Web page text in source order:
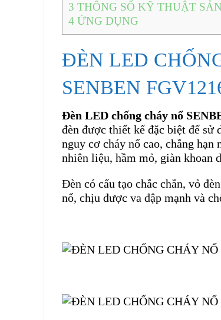
3 THÔNG SỐ KỸ THUẬT
4 ỨNG DỤNG
ĐÈN LED
SENBEN
Đèn LED chống cháy nổ
đèn được thiết kế đặc biệt để sử
nguy cơ cháy nổ cao, chẳng hạn
nhiên liệu, hầm mỏ, giàn khoan
Đèn có cấu tạo chắc chắn, vỏ
nổ, chịu được va đập mạnh và